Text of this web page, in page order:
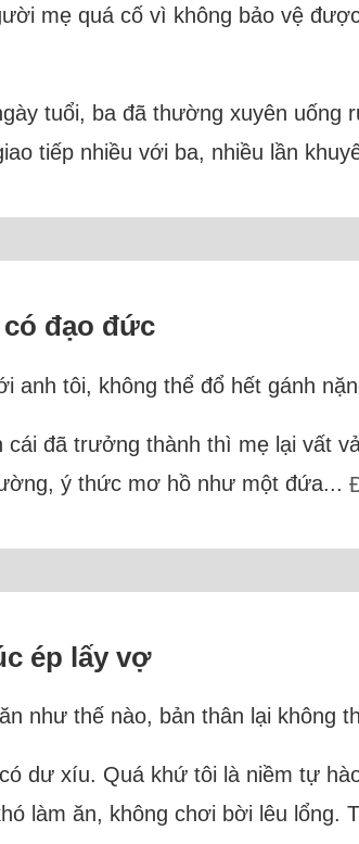
mẹ quá cố vì không bảo vệ
tuổi, ba đã thường xuyên uống
tiếp nhiều với ba, nhiều lần
đạo đức
anh tôi, không thể đổ hết gánh
đã trưởng thành thì mẹ lại vất
ý thức mơ hồ như một đứa...
ép lấy vợ
như thế nào, bản thân lại không
dư xíu. Quá khứ tôi là niềm tự
làm ăn, không chơi bời lêu lổng.